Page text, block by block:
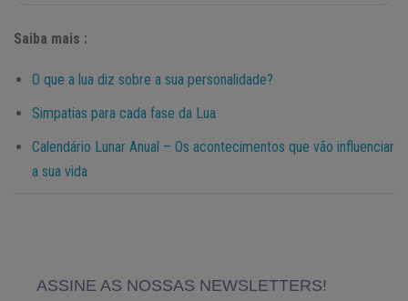
Saiba mais :
O que a lua diz sobre a sua personalidade?
Simpatias para cada fase da Lua
Calendário Lunar Anual – Os acontecimentos que vão influenciar
a sua vida